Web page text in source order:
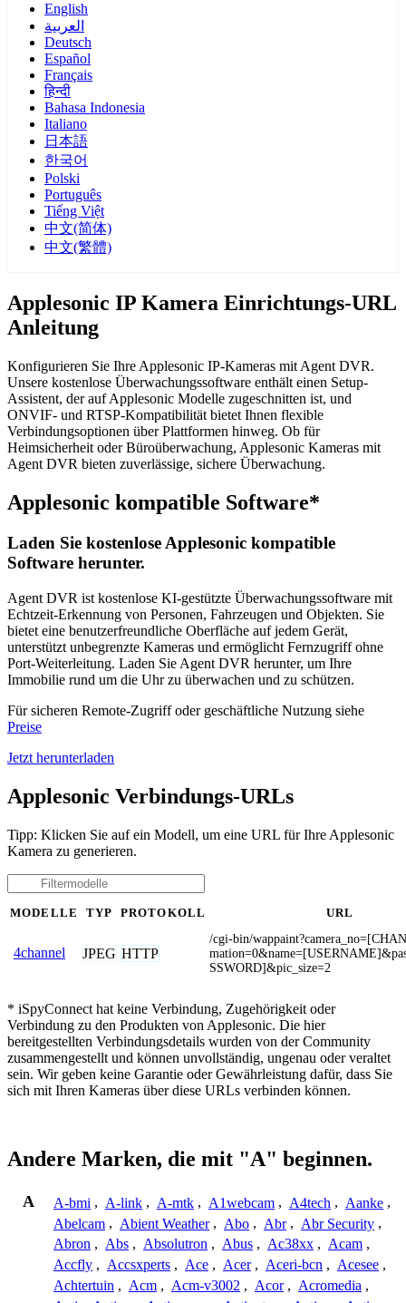
English
العربية
Deutsch
Español
Français
हिन्दी
Bahasa Indonesia
Italiano
日本語
한국어
Polski
Português
Tiếng Việt
中文(简体)
中文(繁體)
Applesonic IP Kamera Einrichtungs-URL
Anleitung
Konfigurieren Sie Ihre Applesonic IP-Kameras mit Agent DVR.
Unsere kostenlose Überwachungssoftware enthält einen Setup-
Assistent, der auf Applesonic Modelle zugeschnitten ist, und
ONVIF- und RTSP-Kompatibilität bietet Ihnen flexible
Verbindungsoptionen über Plattformen hinweg. Ob für
Heimsicherheit oder Büroüberwachung, Applesonic Kameras mit
Agent DVR bieten zuverlässige, sichere Überwachung.
Applesonic kompatible Software*
Laden Sie kostenlose Applesonic kompatible
Software herunter.
Agent DVR ist kostenlose KI-gestützte Überwachungssoftware mit
Echtzeit-Erkennung von Personen, Fahrzeugen und Objekten. Sie
bietet eine benutzerfreundliche Oberfläche auf jedem Gerät,
unterstützt unbegrenzte Kameras und ermöglicht Fernzugriff ohne
Port-Weiterleitung. Laden Sie Agent DVR herunter, um Ihre
Immobilie rund um die Uhr zu überwachen und zu schützen.
Für sicheren Remote-Zugriff oder geschäftliche Nutzung siehe
Preise
Jetzt herunterladen
Applesonic Verbindungs-URLs
Tipp: Klicken Sie auf ein Modell, um eine URL für Ihre Applesonic
Kamera zu generieren.
MODELLE TYP PROTOKOLL URL
4channel JPEG HTTP
/cgi-bin/
SSWORD]&pic_size=2
* iSpyConnect hat keine Verbindung, Zugehörigkeit oder
Verbindung zu den Produkten von Applesonic. Die hier
bereitgestellten Verbindungsdetails wurden von der Community
zusammengestellt und können unvollständig, ungenau oder veraltet
sein. Wir geben keine Garantie oder Gewährleistung dafür, dass Sie
sich mit Ihren Kameras über diese URLs verbinden können.
Andere Marken, die mit "A" beginnen.
A A-bmi , A-link , A-mtk , A1webcam , A4tech , Aanke ,
Abelcam , Abient Weather , Abo , Abr , Abr Security ,
Abron , Abs , Absolutron , Abus , Ac38xx , Acam ,
Accfly , Accsxperts , Ace , Acer , Aceri-bcn , Acesee ,
Achtertuin , Acm , Acm-v3002 , Acor , Acromedia ,